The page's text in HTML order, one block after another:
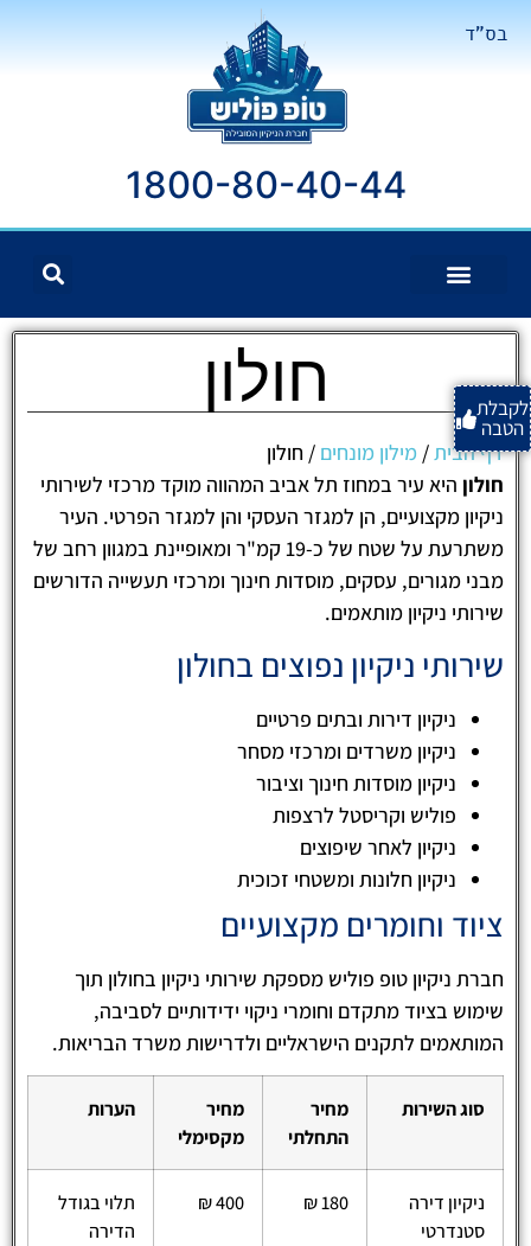
בס"ד
1800-80-40-44
לקבלת
הטבה
חולון
דף הבית/ מילון מונחים / חולון
חולון היא עיר במחוז תל אביב המהווה מוקד מרכזי לשירותי
ניקיון מקצועיים, הן למגזר העסקי והן למגזר הפרטי. העיר
משתרעת על שטח של כ-19 קמ"ר ומאופיינת במגוון רחב של
מבני מגורים, עסקים, מוסדות חינוך ומרכזי תעשייה הדורשים
שירותי ניקיון מותאמים.
שירותי ניקיון נפוצים בחולון
ניקיון דירות ובתים פרטיים
ניקיון משרדים ומרכזי מסחר
ניקיון מוסדות חינוך וציבור
פוליש וקריסטל לרצפות
ניקיון לאחר שיפוצים
ניקיון חלונות ומשטחי זכוכית
ציוד וחומרים מקצועיים
חברת ניקיון טופ פוליש מספקת שירותי ניקיון בחולון תוך
שימוש בציוד מתקדם וחומרי ניקוי ידידותיים לסביבה,
המותאמים לתקנים הישראליים ולדרישות משרד הבריאות.
סוג השירות
מחיר
התחלתי
מחיר
מקסימלי
הערות
ניקיון דירה
סטנדרטי
180 ₪
400 ₪
תלוי בגודל
הדירה